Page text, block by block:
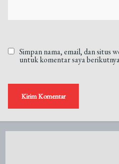
Simpan nama, email, dan situs
untuk komentar saya